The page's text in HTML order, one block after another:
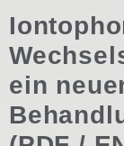
ein